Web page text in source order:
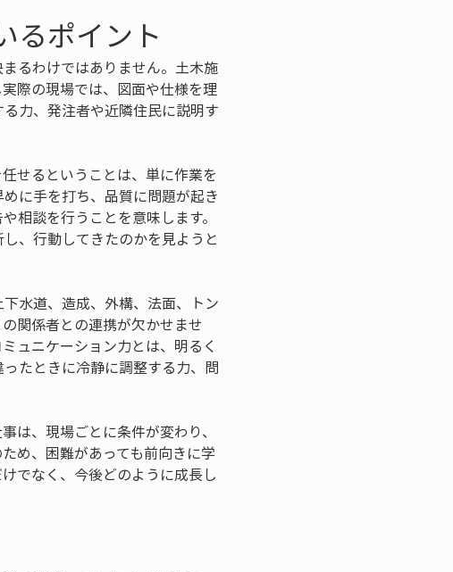
るポイント
るわけではありません。土木施
際の現場では、図面や仕様を理
力、発注者や近隣住民に説明す
せるということは、単に作業を
に手を打ち、品質に問題が起き
相談を行うことを意味します。
、行動してきたのかを見ようと
水道、造成、外構、法面、トン
関係者との連携が欠かせませ
ュニケーション力とは、明るく
たときに冷静に調整する力、問
は、現場ごとに条件が変わり、
め、困難があっても前向きに学
でなく、今後どのように成長し